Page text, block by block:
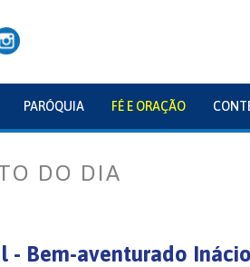
PARÓQUIA FÉ E ORAÇÃO
DO DIA
- Bem-aventurado